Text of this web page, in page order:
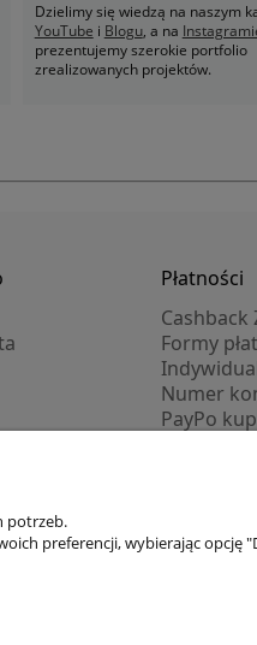
Dzielimy się wiedzą na naszym
YouTube i Blogu, a na
prezentujemy szerokie portfolio
zrealizowanych projektów.
Płatności
Cashback
Formy
Numer
PayPo
potrzeb.
preferencji, wybierając opcję